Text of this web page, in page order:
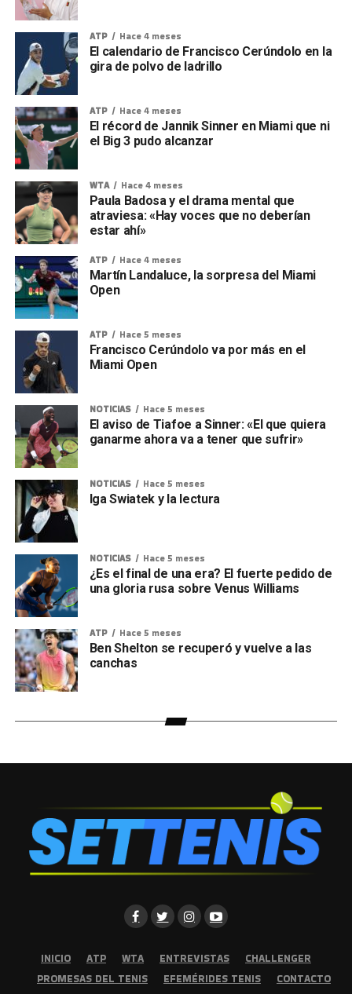
ATP Hace 4 meses
El calendario de Francisco Cerúndolo en la
gira de polvo de ladrillo
ATP Hace 4 meses
El récord de Jannik Sinner en Miami que ni
el Big 3 pudo alcanzar
WTA Hace 4 meses
Paula Badosa y el drama mental que
atraviesa: «Hay voces que no deberían
estar ahí»
ATP Hace 4 meses
Martín Landaluce, la sorpresa del Miami
Open
ATP Hace 5 meses
Francisco Cerúndolo va por más en el
Miami Open
NOTICIAS Hace 5 meses
El aviso de Tiafoe a Sinner: «El que quiera
ganarme ahora va a tener que sufrir»
NOTICIAS Hace 5 meses
Iga Swiatek y la lectura
NOTICIAS Hace 5 meses
¿Es el final de una era? El fuerte pedido de
una gloria rusa sobre Venus Williams
ATP Hace 5 meses
Ben Shelton se recuperó y vuelve a las
canchas
INICIO ATP WTA ENTREVISTAS
CHALLENGER
PROMESAS DEL TENIS
EFEMÉRIDES TENIS CONTACTO